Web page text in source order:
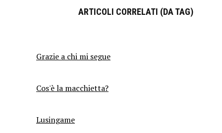
ARTICOLI CORRELATI (DA TAG)
Grazie a chi mi segue
Cos'è la macchietta?
Lusingame